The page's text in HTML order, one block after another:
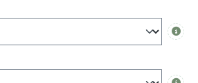
Info